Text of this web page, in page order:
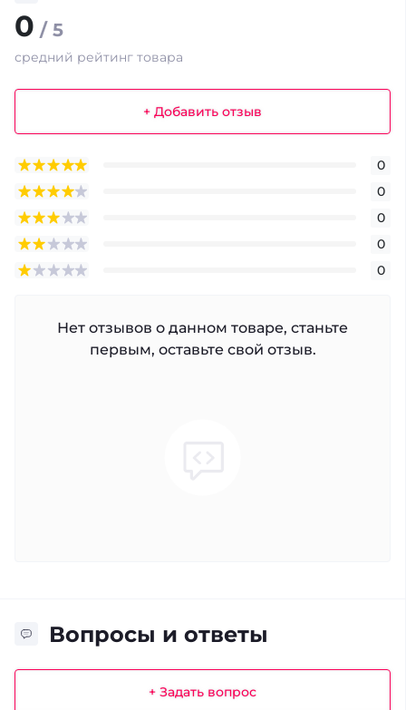
0 / 5
средний рейтинг товара
+ Добавить отзыв
0
0
0
0
0
Нет отзывов о данном товаре, станьте
первым, оставьте свой отзыв.
Вопросы и ответы
+ Задать вопрос